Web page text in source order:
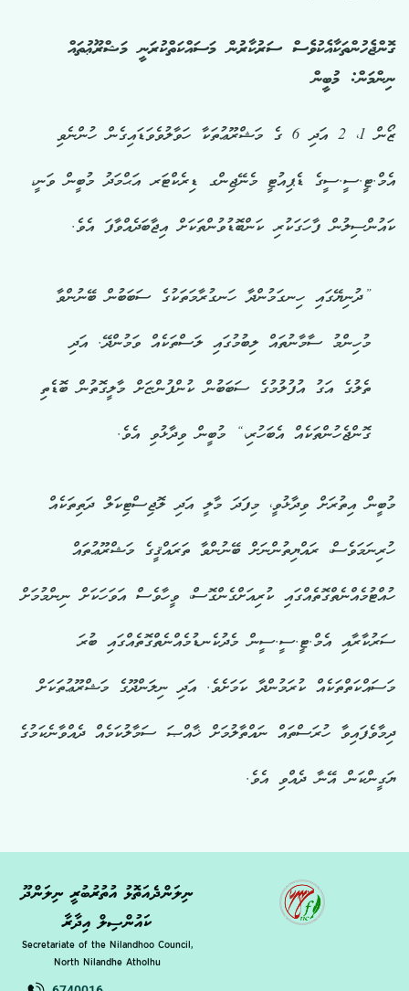
ގޮންޖެހުންތަކާއެކުވެސް ސަރުކާރުން މަސައްކަތްކުރަނީ މަޝްރޫޢުތައް
ނިންމަން: މުބީން
ޒޯން 1، 2 އަދި 6 ގެ މަޝްރޫޢުތަކާ ހަވާލުވެވަޑައިގެން ހުންނެވި
އެމް.ޓީ.ސީ.ސީގެ ޑެޕިއުޓީ މެނޭޖިންގ ޑިރެކްޓަރ އަޙްމަދު މުބީން ވަނީ،
ކައުންސިލުން ފާހަގަކުރި ކަންބޮޑުވުންތަކަށް އިޖާބަދެއްވާފަ އެވެ.
”ދުނިޔޭގައި ހިނގަމުންދާ ހަނގުރާމަތަކުގެ ސަބަބުން ބޭނުންވާ
މުހިންމު ސާމާނުތައް ލިބުމުގައި ލަސްތަކެއް ވަމުންދޭ. އަދި
ތެލުގެ އަގު އުފުލުމުގެ ސަބަބުން ކުންފުންޏަށް މާލީގޮތުން ބޮޑެތި
ގޮންޖެހުންތަކެއް އެބަހުރި،“ މުބީން ވިދާޅުވި އެވެ.
މުބީން އިތުރަށް ވިދާޅުވީ، މިފަދަ މާލީ އަދި ލޮޖިސްޓިކަލް ދަތިތަކެއް
ހުރިނަމަވެސް، ރައްޔިތުންނަށް ބޭނުންވާ ތަރައްޤީގެ މަޝްރޫޢުތައް
ހުއްޓުމެއްނެތްގޮތެއްގައި ކުރިއަށްގެންގޮސް، ވީހާވެސް އަވަހަކަށް ނިންމުމަށް
ސަރުކާރާއި އެމް.ޓީ.ސީ.ސީން މެދުކެނޑުމެއްނެތްގޮތެއްގައި ބުރަ
މަސައްކަތްތަކެއް ކުރަމުންދާ ކަމަށެވެ. އަދި ނިލަންދޫގެ މަޝްރޫޢުތަކަށް
ދިމާވެފައިވާ ހުރަސްތައް ނައްތާލުމަށް ޚާއްޞަ ސަމާލުކަމެއް ދެއްވާނެކަމުގެ
ޔަގީންކަން އޭނާ ދެއްވި އެވެ.
ނިލަންދެއަތޮޅު އުތުރުބުރީ ނިލަންދޫ
ކައުންސިލް އިދާރާ
Secretariate of the Nilandhoo Council,
North Nilandhe Atholhu